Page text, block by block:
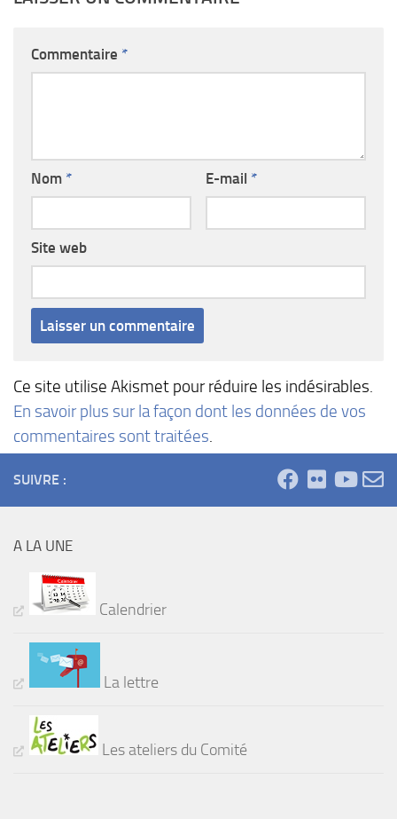
Commentaire *
Nom * E-mail *
Site web
Ce site utilise Akismet pour réduire les indésirables.
En savoir plus sur la façon dont les données de vos
commentaires sont traitées.
SUIVRE :
A LA UNE
Calendrier
La lettre
Les ateliers du Comité